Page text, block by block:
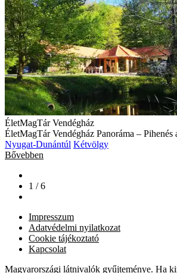
ÉletMagTár Vendégház
ÉletMagTár Vendégház Panoráma – Pihenés
Nyugat-Dunántúl Kétvölgy
Bővebben
1 / 6
Impresszum
Adatvédelmi nyilatkozat
Cookie tájékoztató
Kapcsolat
Magyarországi látnivalók gyűjteménye. Ha